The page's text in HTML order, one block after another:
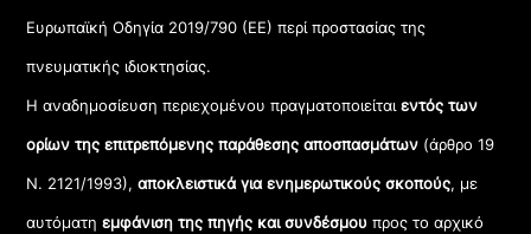
Ευρωπαϊκή Οδηγία 2019/790 (ΕΕ) περί προστασίας της
πνευματικής ιδιοκτησίας.
Η αναδημοσίευση περιεχομένου πραγματοποιείταιεντός των
ορίων της επιτρεπόμενης παράθεσης αποσπασμάτων (άρθρο 19
Ν. 2121/1993), αποκλειστικά για ενημερωτικούς σκοπούς, με
αυτόματηεμφάνιση της πηγής και συνδέσμου προς το αρχικό